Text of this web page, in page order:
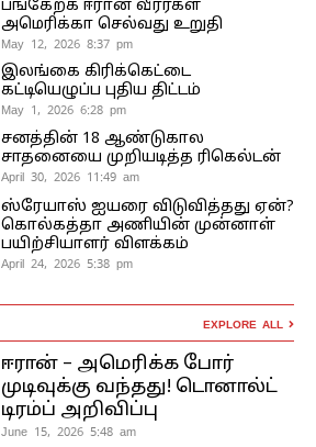
பங்கேற்க ஈரான் வீரர்கள்
அமெரிக்கா செல்வது உறுதி
May 12, 2026 8:37 pm
இலங்கை கிரிக்கெட்டை
கட்டியெழுப்ப புதிய திட்டம்
May 1, 2026 6:28 pm
சனத்தின் 18 ஆண்டுகால
சாதனையை முறியடித்த ரிகெல்டன்
April 30, 2026 11:49 am
ஸ்ரேயாஸ் ஐயரை விடுவித்தது ஏன்?
கொல்கத்தா அணியின் முன்னாள்
பயிற்சியாளர் விளக்கம்
April 24, 2026 5:38 pm
EXPLORE ALL
ஈரான் – அமெரிக்க போர்
முடிவுக்கு வந்தது! டொனால்ட்
டிரம்ப் அறிவிப்பு
June 15, 2026 5:48 am